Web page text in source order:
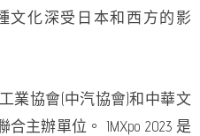
文化深受日本和西方的影
業協會(中汽協會)和中華文
主辦單位。 IMXpo 2023 是